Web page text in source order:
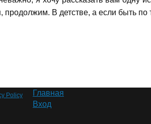
продолжим. В детстве, а если быть по
Policy
Главная
Вход